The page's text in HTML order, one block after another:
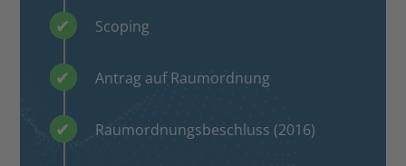
Scoping
Antrag auf Raumordnung
Raumordnungsbeschluss (2016)